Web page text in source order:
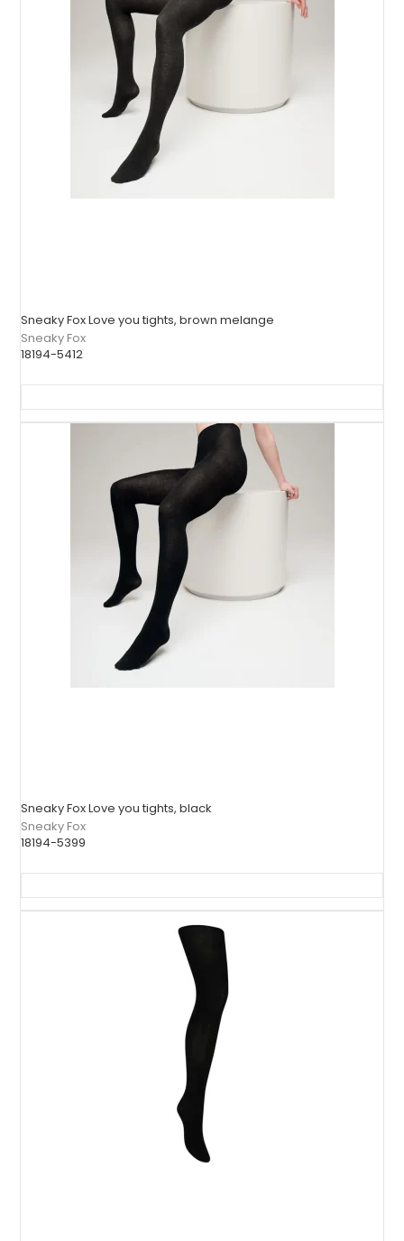
Sneaky Fox Love you tights, brown melange
Sneaky Fox
18194-5412
Sneaky Fox Love you tights, black
Sneaky Fox
18194-5399